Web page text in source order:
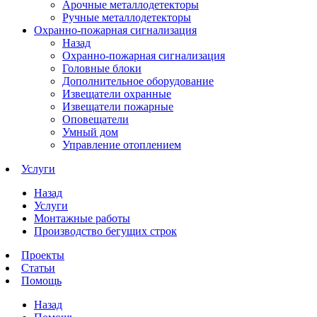
Арочные металлодетекторы
Ручные металлодетекторы
Охранно-пожарная сигнализация
Назад
Охранно-пожарная сигнализация
Головные блоки
Дополнительное оборудование
Извещатели охранные
Извещатели пожарные
Оповещатели
Умный дом
Управление отоплением
Услуги
Назад
Услуги
Монтажные работы
Производство бегущих строк
Проекты
Статьи
Помощь
Назад